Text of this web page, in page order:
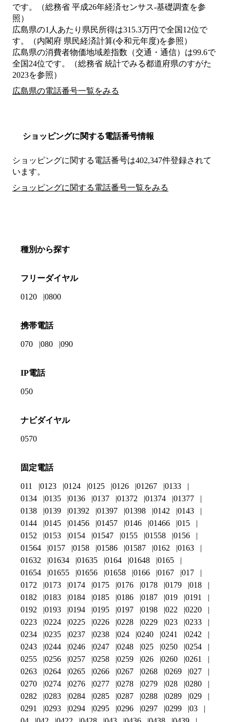
です。（総務省 平成26年経済センサス‐基礎調査を参
照）
広島県の1人あたり県民所得は315.3万円で全国12位で
す。（内閣府 県民経済計算(令和元年度)を参照）
広島県の消費者物価地域差指数（交通・通信）は99.6で
全国24位です。（総務省 統計でみる都道府県のすがた
2023を参照）
広島県の電話番号一覧をみる
ショッピングに関する電話番号情報
ショッピングに関する電話番号は402,347件登録されて
います。
ショッピングに関する電話番号一覧をみる
種別から探す
フリーダイヤル
0120 0800
携帯電話
070 080 090
IP電話
050
ナビダイヤル
0570
固定電話
011 0123 0124 0125 0126 01267
0133
0134
0135 0136 0137 01372 01374
01377
0138
0139 01392 01397 01398 0142
0143
0144
0145 01456 01457 0146 01466
015
0152
0153 0154 01547 0155 01558
0156
01564
0157 0158 01586 01587 0162
0163
01632
01634 01635 0164 01648
0165
01654
01655 01656 01658 0166 0167
017
0172
0173 0174 0175 0176 0178 0179
018
0182
0183 0184 0185 0186 0187 019
0191
0192
0193 0194 0195 0197 0198 022
0220
0223
0224 0225 0226 0228 0229 023
0233
0234
0235 0237 0238 024 0240 0241
0242
0243
0244 0246 0247 0248 025 0250
0254
0255
0256 0257 0258 0259 026 0260
0261
0263
0264 0265 0266 0267 0268 0269
027
0270
0274 0276 0277 0278 0279 028
0280
0282
0283 0284 0285 0287 0288 0289
029
0291
0293 0294 0295 0296 0297 0299
03